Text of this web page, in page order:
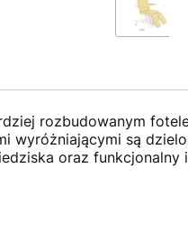
rozbudowanym
wyróżniającymi są
oraz